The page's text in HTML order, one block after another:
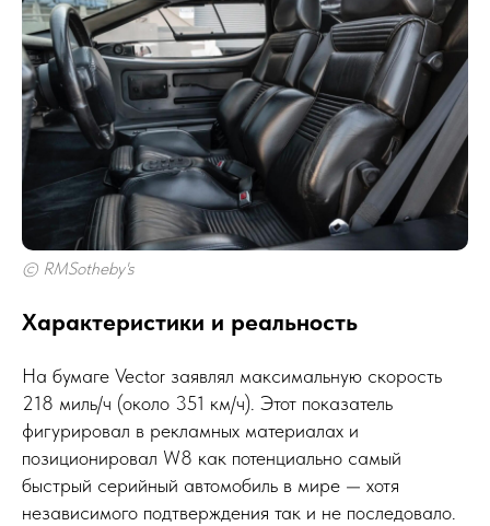
© RMSotheby's
Характеристики и реальность
На бумаге Vector заявлял максимальную скорость
218 миль/ч (около 351 км/ч). Этот показатель
фигурировал в рекламных материалах и
позиционировал W8 как потенциально самый
быстрый серийный автомобиль в мире — хотя
независимого подтверждения так и не последовало.